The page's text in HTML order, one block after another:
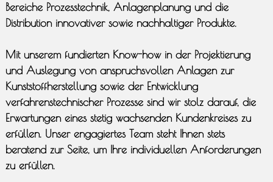
Bereiche Prozesstechnik, Anlagenplanung und die
Distribution innovativer sowie nachhaltiger Produkte.
Mit unserem fundierten Know-how in der Projektierung
und Auslegung von anspruchsvollen Anlagen zur
Kunststoffherstellung sowie der Entwicklung
verfahrenstechnischer Prozesse sind wir stolz darauf, die
Erwartungen eines stetig wachsenden Kundenkreises zu
erfüllen. Unser engagiertes Team steht Ihnen stets
beratend zur Seite, um Ihre individuellen Anforderungen
zu erfüllen.